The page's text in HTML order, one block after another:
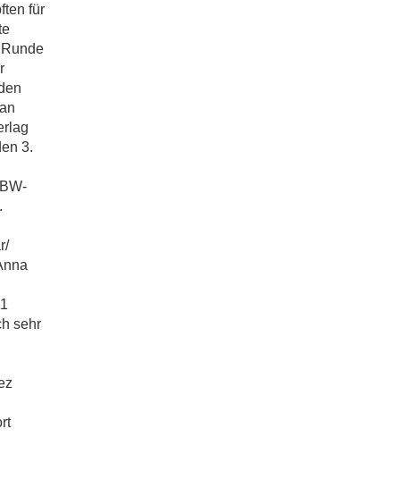
für
3.
sehr